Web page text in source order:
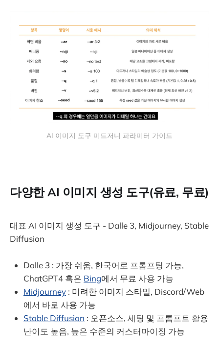
AI 이미지 도구 미드저니 파라미터 가이드
다양한 AI 이미지 생성 도구(유료, 무료)
대표 AI 이미지 생성 도구 - Dalle 3, Midjourney, Stable
Diffusion
Dalle 3 : 가장 쉬움, 한국어로 프롬프팅 가능,
ChatGPT4 혹은 Bing에서 무료 사용 가능
Midjourney : 미려한 이미지 스타일, Discord/Web
에서 바로 사용 가능
Stable Diffusion : 오픈소스, 세팅 및 프롬프트 활용
난이도 높음, 높은 수준의 커스터마이징 가능